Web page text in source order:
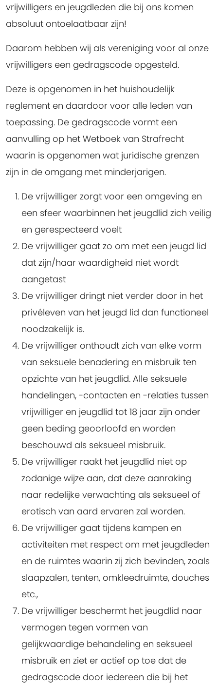
vrijwilligers en jeugdleden die bij ons komen
absoluut ontoelaatbaar zijn!
Daarom hebben wij als vereniging voor al onze
vrijwilligers een gedragscode opgesteld.
Deze is opgenomen in het huishoudelijk
reglement en daardoor voor alle leden van
toepassing. De gedragscode vormt een
aanvulling op het Wetboek van Strafrecht
waarin is opgenomen wat juridische grenzen
zijn in de omgang met minderjarigen.
De vrijwilliger zorgt voor een omgeving en
een sfeer waarbinnen het jeugdlid zich veilig
en gerespecteerd voelt
De vrijwilliger gaat zo om met een jeugd lid
dat zijn/haar waardigheid niet wordt
aangetast
De vrijwilliger dringt niet verder door in het
privéleven van het jeugd lid dan functioneel
noodzakelijk is.
De vrijwilliger onthoudt zich van elke vorm
van seksuele benadering en misbruik ten
opzichte van het jeugdlid. Alle seksuele
handelingen, -contacten en -relaties tussen
vrijwilliger en jeugdlid tot 18 jaar zijn onder
geen beding geoorloofd en worden
beschouwd als seksueel misbruik.
De vrijwilliger raakt het jeugdlid niet op
zodanige wijze aan, dat deze aanraking
naar redelijke verwachting als seksueel of
erotisch van aard ervaren zal worden.
De vrijwilliger gaat tijdens kampen en
activiteiten met respect om met jeugdleden
en de ruimtes waarin zij zich bevinden, zoals
slaapzalen, tenten, omkleedruimte, douches
etc.,
De vrijwilliger beschermt het jeugdlid naar
vermogen tegen vormen van
gelijkwaardige behandeling en seksueel
misbruik en ziet er actief op toe dat de
gedragscode door iedereen die bij het